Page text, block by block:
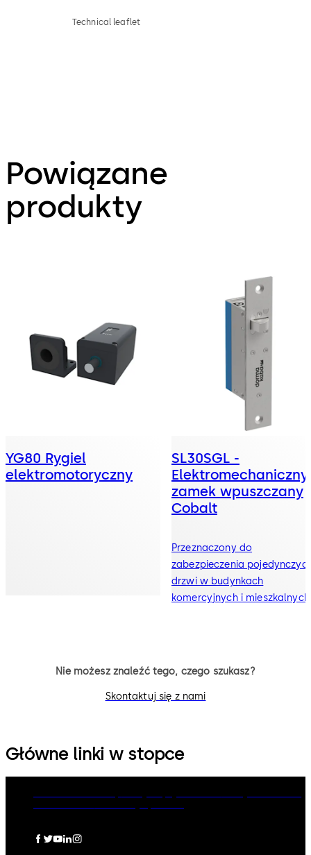
Technical leaflet
Powiązane
produkty
YG80 Rygiel
elektromotoryczny
SL30SGL -
Elektromechaniczny
zamek wpuszczany
Cobalt
Przeznaczony do
zabezpieczenia
drzwi w budynkach
komercyjnych i mieszkalnych
Nie możesz znaleźć tego, czego szukasz?
Skontaktuj się z nami
Główne linki w stopce